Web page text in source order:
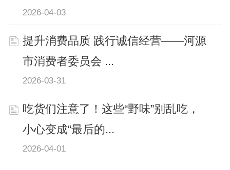
2026-04-03
提升消费品质 践行诚信经营——河源
市消费者委员会 ...
2026-03-31
吃货们注意了！这些“野味”别乱吃，
小心变成“最后的...
2026-04-01